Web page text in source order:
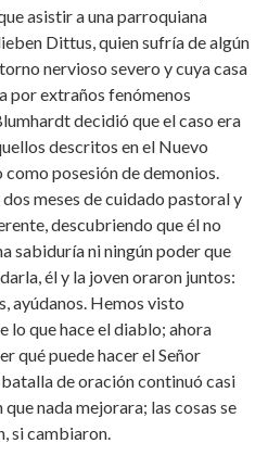
asistir a una parroquiana
Dittus, quien sufría de algún
nervioso severo y cuya casa
por extraños fenómenos
decidió que el caso era
descritos en el Nuevo
como posesión de demonios.
dos meses de cuidado pastoral y
descubriendo que él no
sabiduría ni ningún poder que
él y la joven oraron juntos:
ayúdanos. Hemos visto
lo que hace el diablo; ahora
qué puede hacer el Señor
batalla de oración continuó casi
que nada mejorara; las cosas se
si cambiaron.